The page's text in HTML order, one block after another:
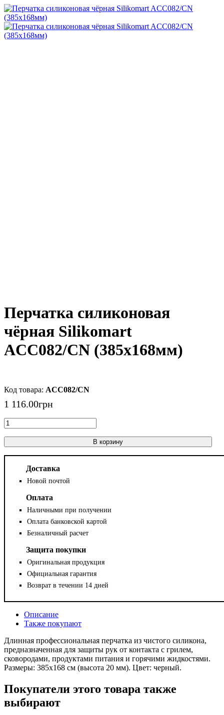
Перчатка силиконовая
чёрная Silikomart
ACC082/CN (385х168мм)
ACC082/CN
1 116.00грн
В корзину
Доставка
Новой почтой
Оплата
Наличными при получении
Оплата банковской картой
Безналичный расчет
Защита покупки
Оригинальная продукция
Официальная гарантия
Возврат в течении 14 дней
Описание
Также покупают
Длинная профессиональная перчатка из чистого силикона,
предназначенная для защиты рук от контакта с грилем,
сковородами, продуктами питания и горячими жидкостями.
Размеры: 385х168 см (высота 20 мм). Цвет: черный.
Покупатели этого товара также
выбирают